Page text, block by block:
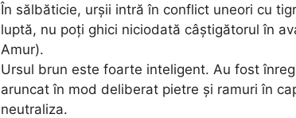
În sălbăticie, urșii intră în conflict uneori cu
luptă, nu poți ghici niciodată câștigătorul în
Amur).
Ursul brun este foarte inteligent. Au fost
aruncat în mod deliberat pietre și ramuri în
neutraliza.